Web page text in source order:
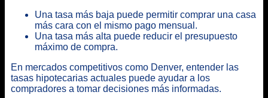
Una tasa más baja puede permitir comprar una casa
más cara con el mismo pago mensual.
Una tasa más alta puede reducir el presupuesto
máximo de compra.
En mercados competitivos como Denver, entender las
tasas hipotecarias actuales puede ayudar a los
compradores a tomar decisiones más informadas.